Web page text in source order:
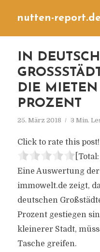
nutten-
IN
IE MIETEN
ROZENT
25. März 2018 3 Min.
Click to rate this post!
[Total:
Eine Auswertung
immowelt.de zeigt,
deutschen
Prozent gestiegen
kleinerer Stadt,
Tasche greifen.